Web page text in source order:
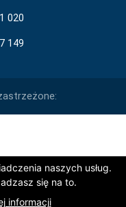
naszych usług.
się na to.
informacji
020
149